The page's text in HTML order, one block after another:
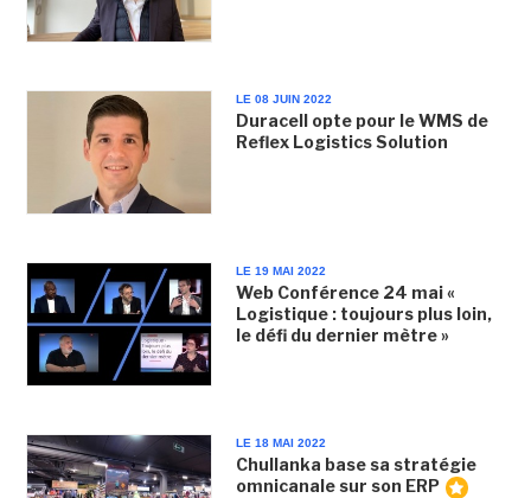
LE 08 JUIN 2022
Duracell opte pour le WMS de
Reflex Logistics Solution
LE 19 MAI 2022
Web Conférence 24 mai «
Logistique : toujours plus loin,
le défi du dernier mètre »
LE 18 MAI 2022
Chullanka base sa stratégie
omnicanale sur son ERP